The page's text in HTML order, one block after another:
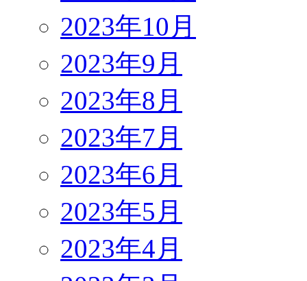
2023年10月
2023年9月
2023年8月
2023年7月
2023年6月
2023年5月
2023年4月